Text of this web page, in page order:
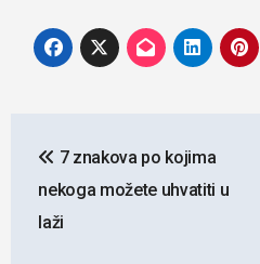
objava
7 znakova po kojima
nekoga možete uhvatiti u
laži